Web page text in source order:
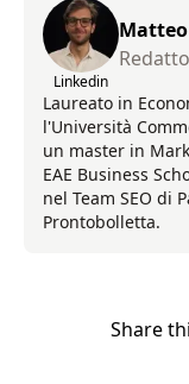
Linkedin
Laureato in
l'Università
un master in
EAE Business
nel Team SEO di
Prontobolletta.
Share